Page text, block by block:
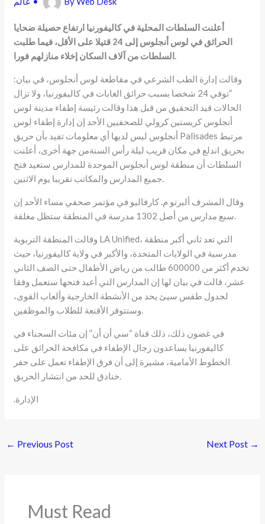
أعلنت السلطات المحلية في كاليفورنيا ارتفاع حصيلة ضحايا
الحرائق في لوس أنجلوس إلى 24 قتيلا على الأقل، فيما طلبت
السلطات من آلاف السكان إخلاء منازلهم فورا
وقالت إدارة الطب الشرعي في مقاطعة لوس أنجلوس، في بيان:
“توفي 24 شخصا بسبب حرائق الغابات في كاليفورنيا، ولا تزال
الحالات قيد التحقيق من قبل هذا وقالت رئيسة إطفاء مدينة لوس
أنجلوس كريستين كرولي للصحفيين الأحد إن إدارة إطفاء لوس
أنجلوس ليس لديها أي معلومات تفيد بأن حريق Palisades مرتبط
بحريق اندلع في مكان قريب ليلة رأس السنةمن جهة أخرى، أعلنت
السلطات أن منطقة لوس أنجلوس الموحدة للمدارس ستعيد فتح
وقال المشرف ألبرتو م. كارفاليو في مؤتمر صحفي مساء الأحد إن
وقالت المنطقة التربوية LA Unified، التي تعد ثاني أكبر منطقة
مدرسية في الولايات المتحدة، والأكبر في ولاية كاليفورنيا، حيث
تخدم أكثر من 600000 طالب من رياض الأطفال حتى الصف الثاني
عشر، قالت في بيان لها إن المدارس التي أعيد فتحها ستعمل وفقا
لجدول طقس سيئ يحد من الأنشطة الخارجية وألعاب القوى،
في غضون ذلك، ذلك قناة “سي أن أن” إن مئات السجناء في
كاليفورنيا يساعدون رجال الإطفاء في مكافحة الحرائق على
الخطوط الأمامية، مشيرة إلى أن فرق الإطفاء تعمل على حفر
.الإدارة
← Previous Post Next Post →
Must Read